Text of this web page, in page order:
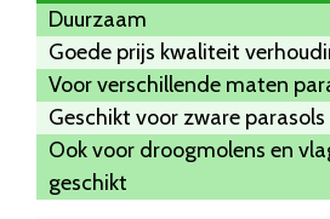
Duurzaam
Goede prijs kwaliteit
Voor verschillende maten
Geschikt voor zware parasols
Ook voor droogmolens en
geschikt